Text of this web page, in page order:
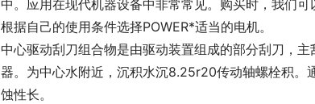
中。应用在现代机器设备中非常常见。购买时，我们
根据自己的使用条件选择POWER*适当的电机。
中心驱动刮刀组合物是由驱动装置组成的部分刮刀，
器。为中心水附近，沉积水沉8.25r20传动轴螺栓积。
蚀性长。